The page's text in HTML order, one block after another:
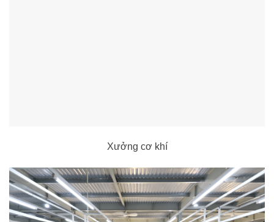
Xưởng cơ khí